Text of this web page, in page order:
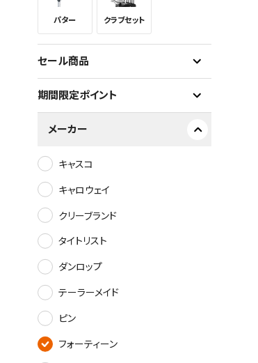
パター クラブセット
セール商品
期間限定ポイント
メーカー
キャスコ
キャロウェイ
クリーブランド
タイトリスト
ダンロップ
テーラーメイド
ピン
フォーティーン